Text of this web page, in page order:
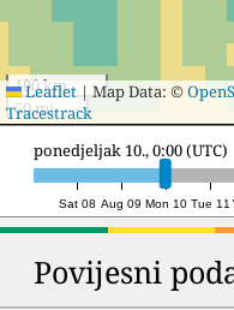
100 km
50 mi
Leaflet|Map Data: ©
Tracestrack
Sat 08 Aug 09 Mon 10 Tue 11
ponedjeljak 10., 19:00 (UTC)
Povijesni